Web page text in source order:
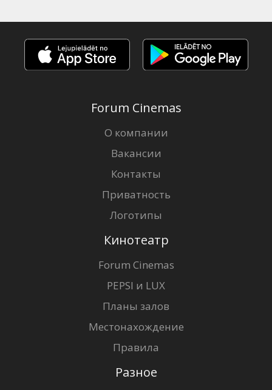
Forum Cinemas
О компании
Вакансии
Контакты
Приватность
Логотипы
Кинотеатр
Forum Cinemas
PEPSI и LUX
Планы залов
Местонахождение
Правила
Разное